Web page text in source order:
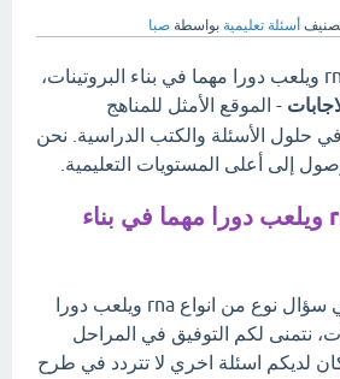
أسئلة تعليمية بواسطة صبا
سؤال نوع من انواع rna ويلعب دورا مهما في بناء البروتينات،
- الموقع الأمثل للمناهج
حلول الأسئلة والكتب الدراسية. نحن
إلى أعلى المستويات التعليمية.
نوع من انواع rna ويلعب دورا مهما في بناء
بعد ان تجد الإجابة علي سؤال نوع من انواع rna ويلعب دورا
نتمنى لكم التوفيق في المراحل
لديكم اسئلة اخري لا تتردد في طرح